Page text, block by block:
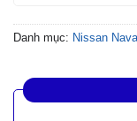
Danh mục: Nissan